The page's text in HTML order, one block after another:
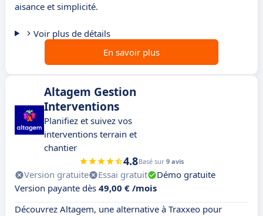
aisance et simplicité.
Voir plus de détails
En savoir plus
Altagem Gestion
Interventions
Planifiez et suivez vos
interventions terrain et
chantier
4.8Basé sur 9 avis
Version gratuite Essai gratuit
Démo gratuite
Version payante dès 49,00 € /mois
Découvrez Altagem, une alternative à Traxxeo pour